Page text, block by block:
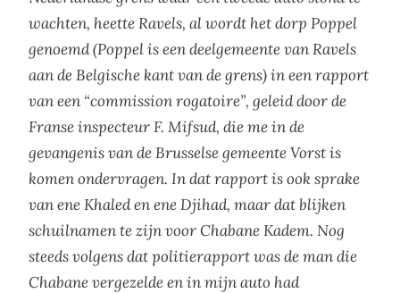
wachten, heette Ravels, al wordt het dorp Poppel
genoemd (Poppel is een deelgemeente van Ravels
aan de Belgische kant van de grens) in een rapport
van een “commission rogatoire”, geleid door de
Franse inspecteur F. Mifsud, die me in de
gevangenis van de Brusselse gemeente Vorst is
komen ondervragen. In dat rapport is ook sprake
van ene Khaled en ene Djihad, maar dat blijken
schuilnamen te zijn voor Chabane Kadem. Nog
steeds volgens dat politierapport was de man die
Chabane vergezelde en in mijn auto had